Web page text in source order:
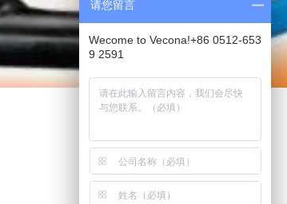
请您留言
Wecome to Vecona!+86 0512-653
9 2591